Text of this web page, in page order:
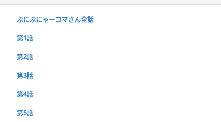
ぷにぷにゃーコマさん全話
第1話
第2話
第3話
第4話
第5話